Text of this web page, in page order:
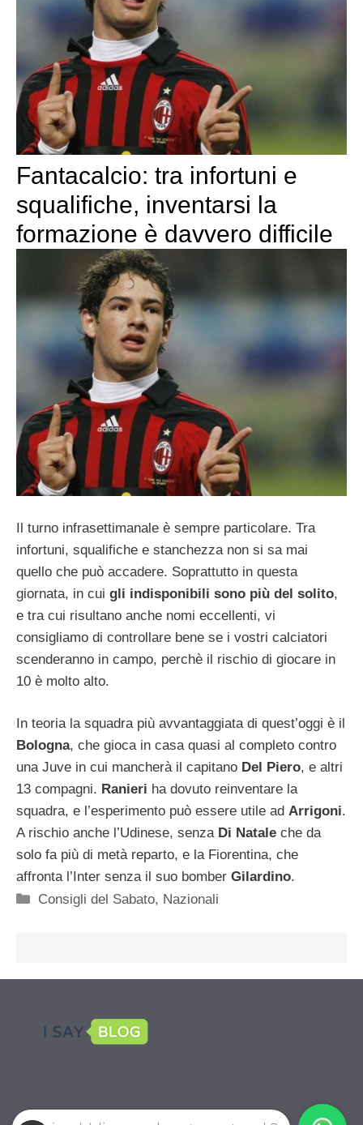
Fantacalcio: tra infortuni e
squalifiche, inventarsi la
formazione è davvero difficile
Il turno infrasettimanale è sempre particolare. Tra
infortuni, squalifiche e stanchezza non si sa mai
quello che può accadere. Soprattutto in questa
giornata, in cui gli indisponibili sono più del solito,
e tra cui risultano anche nomi eccellenti, vi
consigliamo di controllare bene se i vostri calciatori
scenderanno in campo, perchè il rischio di giocare in
10 è molto alto.
In teoria la squadra più avvantaggiata di quest’oggi è il
Bologna, che gioca in casa quasi al completo contro
una Juve in cui mancherà il capitano Del Piero, e altri
13 compagni. Ranieri ha dovuto reinventare la
squadra, e l’esperimento può essere utile ad Arrigoni.
A rischio anche l’Udinese, senza Di Natale che da
solo fa più di metà reparto, e la Fiorentina, che
affronta l’Inter senza il suo bomber Gilardino.
Categorie
Consigli del Sabato, Nazionali